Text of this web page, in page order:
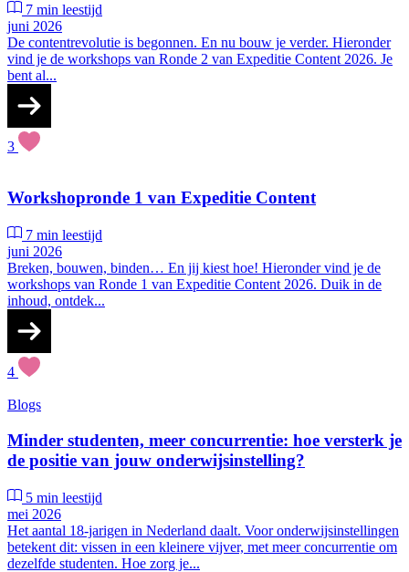
7 min leestijd
juni 2026
De contentrevolutie is begonnen. En nu bouw je verder. Hieronder
vind je de workshops van Ronde 2 van Expeditie Content 2026. Je
bent al...
3
Workshopronde 1 van Expeditie Content
7 min leestijd
juni 2026
Breken, bouwen, binden… En jij kiest hoe! Hieronder vind je de
workshops van Ronde 1 van Expeditie Content 2026. Duik in de
inhoud, ontdek...
4
Blogs
Minder studenten, meer concurrentie: hoe versterk je
de positie van jouw onderwijsinstelling?
5 min leestijd
mei 2026
Het aantal 18-jarigen in Nederland daalt. Voor onderwijsinstellingen
betekent dit: vissen in een kleinere vijver, met meer concurrentie om
dezelfde studenten. Hoe zorg je...